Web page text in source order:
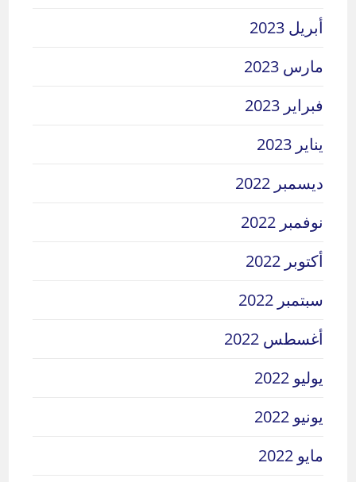
أبريل 2023
مارس 2023
فبراير 2023
يناير 2023
ديسمبر 2022
نوفمبر 2022
أكتوبر 2022
سبتمبر 2022
أغسطس 2022
يوليو 2022
يونيو 2022
مايو 2022